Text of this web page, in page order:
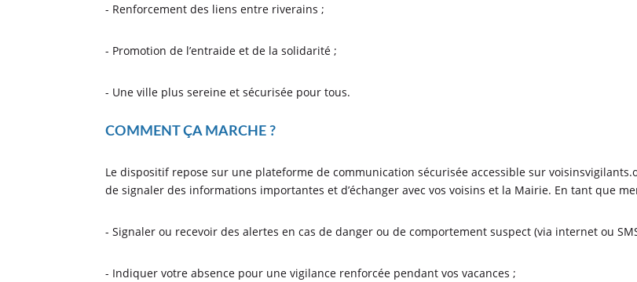
- Renforcement des liens entre riverains ;
- Promotion de l’entraide et de la solidarité ;
- Une ville plus sereine et sécurisée pour tous.
COMMENT ÇA MARCHE ?
Le dispositif repose sur une plateforme de communication sécurisée accessible sur
de signaler des informations importantes et d’échanger avec vos voisins et la Mairie. En tant que
- Signaler ou recevoir des alertes en cas de danger ou de comportement suspect (via internet ou
- Indiquer votre absence pour une vigilance renforcée pendant vos vacances ;